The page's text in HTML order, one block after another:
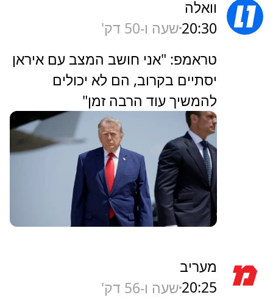
וואלה
20:30שעה ו-50 דק'
טראמפ: "אני חושב המצב עם איראן
יסתיים בקרוב, הם לא יכולים
להמשיך עוד הרבה זמן"
מעריב
20:25שעה ו-56 דק'